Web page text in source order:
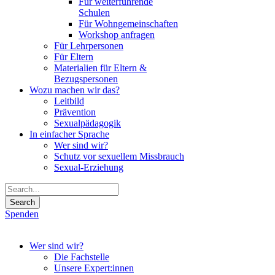
Schulen
Für Wohngemeinschaften
Workshop anfragen
Für Lehrpersonen
Für Eltern
Materialien für Eltern &
Bezugspersonen
Wozu machen wir das?
Leitbild
Prävention
Sexualpädagogik
In einfacher Sprache
Wer sind wir?
Schutz vor sexuellem Missbrauch
Sexual-Erziehung
Spenden
Wer sind wir?
Die Fachstelle
Unsere Expert:innen